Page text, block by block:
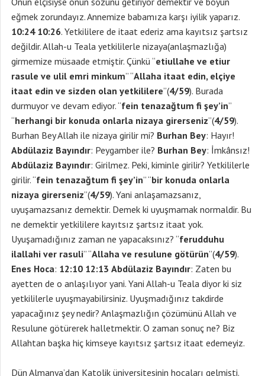
eğmek zorundayız. Annemize babamıza karşı iyilik yaparız.
10:24 10:26. Yetkililere de itaat ederiz ama kayıtsız şartsız
değildir. Allah-u Teala yetkililerle nizaya(anlaşmazlığa)
girmemize müsaade etmiştir. Çünkü “etiullahe ve etiur
rasule ve ulil emri minkum” “Allaha itaat edin, elçiye
itaat edin ve sizden olan yetkililere”(4/59). Burada
durmuyor ve devam ediyor. “fein tenazağtum fi şey’in”
“herhangi bir konuda onlarla nizaya girerseniz”(4/59).
Burhan Bey Allah ile nizaya girilir mi? Burhan Bey: Hayır!
Abdülaziz Bayındır: Peygamber ile? Burhan Bey: İmkânsız!
Abdülaziz Bayındır: Girilmez. Peki, kiminle girilir? Yetkililerle
girilir. “fein tenazağtum fi şey’in” “bir konuda onlarla
nizaya girerseniz”(4/59). Yani anlaşamazsanız,
uyuşamazsanız demektir. Demek ki uyuşmamak normaldir. Bu
ne demektir yetkililere kayıtsız şartsız itaat yok.
Uyuşamadığınız zaman ne yapacaksınız? “ferudduhu
ilallahi ver rasuli” “Allaha ve resulune götürün”(4/59).
Enes Hoca: 12:10 12:13 Abdülaziz Bayındır: Zaten bu
ayetten de o anlaşılıyor yani. Yani Allah-u Teala diyor ki siz
yetkililerle uyuşmayabilirsiniz. Uyuşmadığınız takdirde
yapacağınız şey nedir? Anlaşmazlığın çözümünü Allah ve
Resulune götürerek halletmektir. O zaman sonuç ne? Biz
Allahtan başka hiç kimseye kayıtsız şartsız itaat edemeyiz.
Dün Almanya’dan Katolik üniversitesinin hocaları gelmişti.